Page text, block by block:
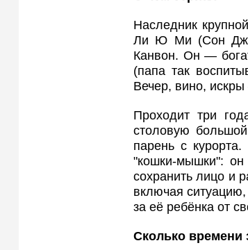
Наследник
Ли Ю Ми (Сон Джи
Канвон. Он —
(папа так
Вечер, вино,
Проходит три
столовую
парень с
"кошки-мышки":
сохранить лицо и
включая
за её ребёнка от
Сколько времени